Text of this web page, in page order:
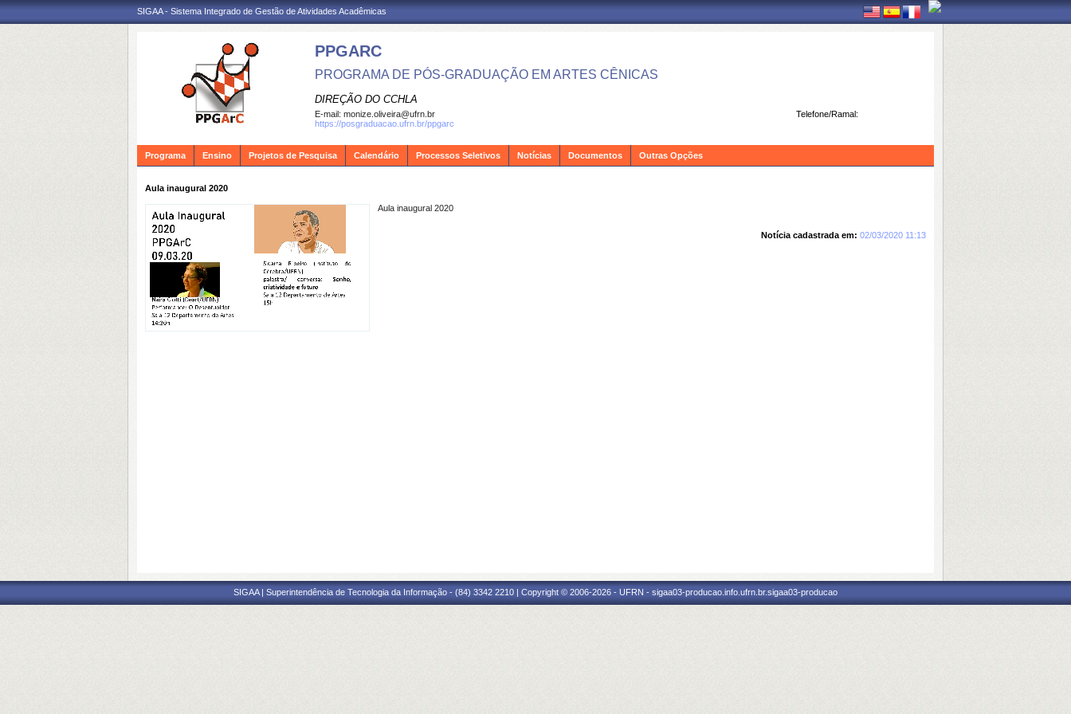
SIGAA - Sistema Integrado de Gestão de Atividades Acadêmicas
PPGARC
PROGRAMA DE PÓS-GRADUAÇÃO EM ARTES CÊNICAS
DIREÇÃO DO CCHLA
Telefone/Ramal:
E-mail: monize.oliveira@ufrn.br
https://posgraduacao.ufrn.br/ppgarc
Programa Ensino Projetos de Pesquisa Calendário Processos Seletivos Notícias Documentos Outras Opções
Aula inaugural 2020
Aula inaugural 2020
Notícia cadastrada em: 02/03/2020 11:13
SIGAA | Superintendência de Tecnologia da Informação - (84) 3342 2210 | Copyright © 2006-2026 - UFRN - sigaa03-producao.info.ufrn.br.sigaa03-producao